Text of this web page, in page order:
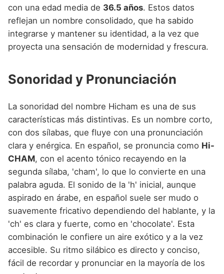
con una edad media de 36.5 años. Estos datos
reflejan un nombre consolidado, que ha sabido
integrarse y mantener su identidad, a la vez que
proyecta una sensación de modernidad y frescura.
Sonoridad y Pronunciación
La sonoridad del nombre Hicham es una de sus
características más distintivas. Es un nombre corto,
con dos sílabas, que fluye con una pronunciación
clara y enérgica. En español, se pronuncia como Hi-
CHAM, con el acento tónico recayendo en la
segunda sílaba, 'cham', lo que lo convierte en una
palabra aguda. El sonido de la 'h' inicial, aunque
aspirado en árabe, en español suele ser mudo o
suavemente fricativo dependiendo del hablante, y la
'ch' es clara y fuerte, como en 'chocolate'. Esta
combinación le confiere un aire exótico y a la vez
accesible. Su ritmo silábico es directo y conciso,
fácil de recordar y pronunciar en la mayoría de los